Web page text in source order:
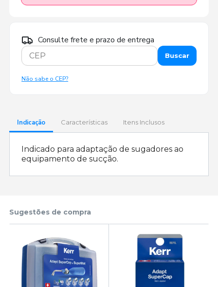
Consulte frete e prazo de entrega
Buscar
Não sabe o CEP?
Indicação Características Itens Inclusos
Indicado para adaptação de sugadores ao
equipamento de sucção.
Sugestões de compra